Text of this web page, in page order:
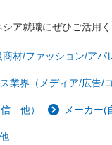
ア就職にぜひご活用く
材/ファッション/ア
業界（メディア/広告/
他） メーカー